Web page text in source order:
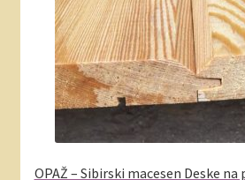
OPAŽ – Sibirski macesen Deske